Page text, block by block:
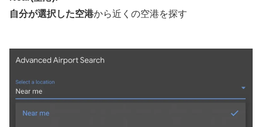
自分が選択した空港から近くの空港を探す